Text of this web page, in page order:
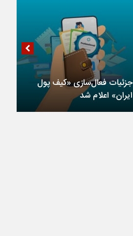
جزئیات فعال‌سازی «کیف پول
ایران» اعلام شد